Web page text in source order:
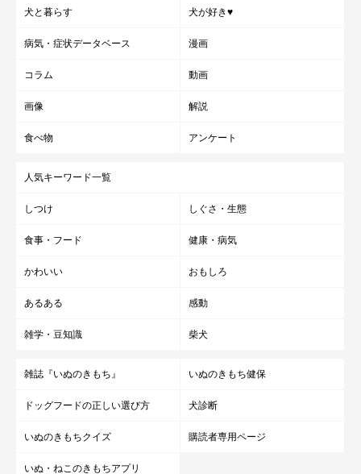
犬と暮らす 犬が好き♥
病気・症状データベース 漫画
コラム 動画
画像 解説
食べ物 アンケート
人気キーワード一覧
しつけ しぐさ・生態
食事・フード 健康・病気
かわいい おもしろ
あるある 感動
雑学・豆知識 柴犬
雑誌『いぬのきもち』 いぬのきもち健保
ドッグフードの正しい選び方 犬診断
いぬのきもちクイズ 購読者専用ページ
いぬ・ねこのきもちアプリ